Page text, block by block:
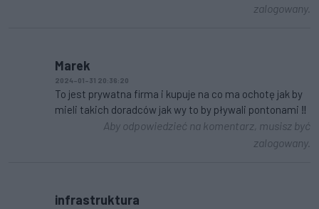
zalogowany.
Marek
2024-01-31 20:36:20
To jest prywatna firma i kupuje na co ma ochotę jak by
mieli takich doradców jak wy to by pływali pontonami ‼️
Aby odpowiedzieć na komentarz, musisz być
zalogowany.
infrastruktura